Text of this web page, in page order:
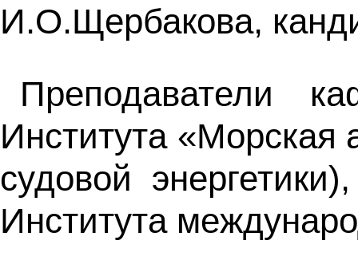
И.О.Щербакова,
Преподаватели
Института «Морская
судовой
Института